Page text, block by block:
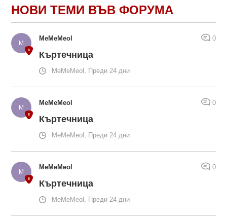
НОВИ ТЕМИ ВЪВ ФОРУМА
MeMeMeol 0
Къртечница
MeMeMeol, Преди 24 дни
MeMeMeol 0
Къртечница
MeMeMeol, Преди 24 дни
MeMeMeol 0
Къртечница
MeMeMeol, Преди 24 дни